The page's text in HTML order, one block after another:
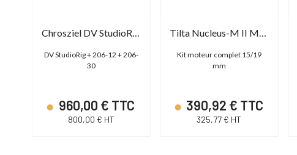
Chrosziel DV StudioRig follow focus
DV StudioRig + 206-12 + 206-
30
960,00 € TTC
800,00 € HT
Tilta Nucleus-M II Motor Kit
Kit moteur complet 15/19
mm
390,92 € TTC
325,77 € HT